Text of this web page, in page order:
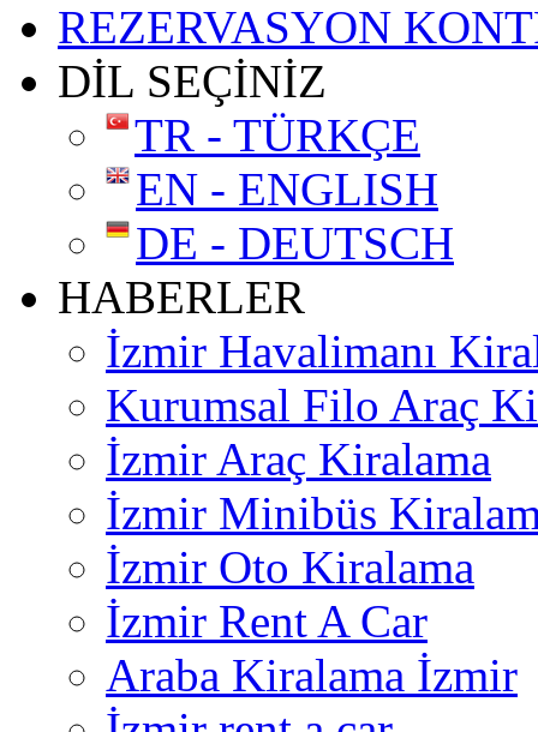
REZERVASYON
DİL SEÇİNİZ
TR - TÜRKÇE
EN - ENGLISH
DE - DEUTSCH
HABERLER
İzmir Havalimanı
Kurumsal Filo Araç
İzmir Araç Kiralama
İzmir Minibüs
İzmir Oto Kiralama
İzmir Rent A Car
Araba Kiralama İzmir